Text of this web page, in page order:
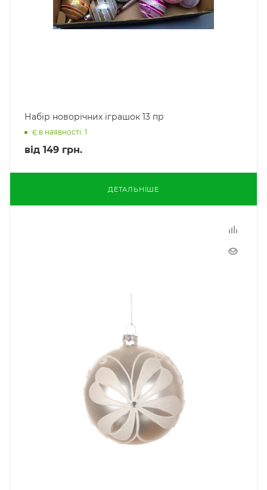
Набір новорічних іграшок 13 пр
Є в наявності: 1
від 149 грн.
ДЕТАЛЬНІШЕ